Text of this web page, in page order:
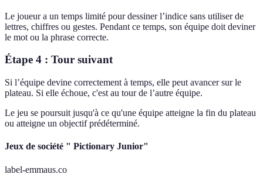
Le joueur a un temps limité pour dessiner l’indice sans utiliser de
lettres, chiffres ou gestes. Pendant ce temps, son équipe doit deviner
le mot ou la phrase correcte.
Étape 4 : Tour suivant
Si l’équipe devine correctement à temps, elle peut avancer sur le
plateau. Si elle échoue, c'est au tour de l’autre équipe.
Le jeu se poursuit jusqu'à ce qu'une équipe atteigne la fin du plateau
ou atteigne un objectif prédéterminé.
Jeux de société " Pictionary Junior"
label-emmaus.co